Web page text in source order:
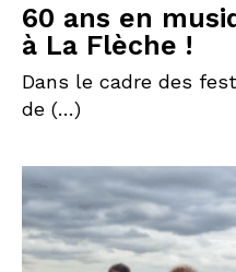
60 ans en
à La Flèche !
Dans le cadre des
de (…)